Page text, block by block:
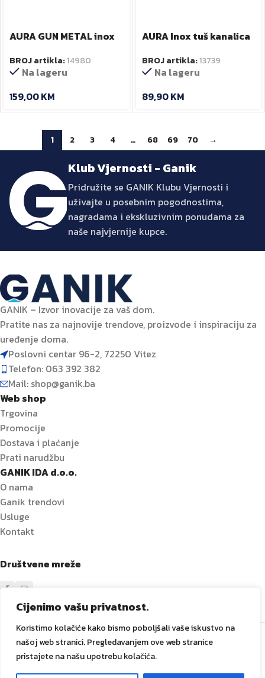
Cijenimo vašu privatnost.
Koristimo kolačiće kako bismo poboljšali vaše iskustvo na
našoj web stranici. Pregledavanjem ove web stranice
pristajete na našu upotrebu kolačića.
AURA GUN METAL inox
BROJ artikla:14980
Na lageru
159,00KM
AURA Inox tuš kanalica
BROJ artikla:13739
Na lageru
89,90KM
1 2 3 4 … 68 69 70 →
Klub Vjernosti - Ganik
Pridružite se GANIK Klubu Vjernosti i
uživajte u posebnim pogodnostima,
nagradama i ekskluzivnim ponudama za
naše najvjernije kupce.
GANIK – Izvor inovacije za vaš dom.
Pratite nas za najnovije trendove, proizvode i inspiraciju za
uređenje doma.
Poslovni centar 96-2, 72250 Vitez
Telefon: 063 392 382
Mail: shop@ganik.ba
Web shop
Trgovina
Promocije
Dostava i plaćanje
Prati narudžbu
GANIK IDA d.o.o.
O nama
Ganik trendovi
Usluge
Kontakt
Društvene mreže
Sve prava zadržanaGANIKIDA D.O.O. Vitez2024Izrada i
održavanje Tadex Media.